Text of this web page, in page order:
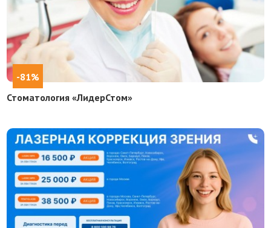
-81%
Стоматология «ЛидерСтом»